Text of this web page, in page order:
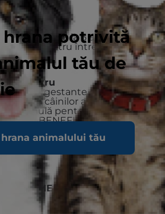
hrana potrivită
tău de
hrana animalului tău
pentru
la 1 an până la 6 ani, pentru
pentru întreaga durată a
pentru
Cățele gestante sau lactante. În
hrana câinilor ar trebui
o formulă pentru căței VET
MULTI-BENEFIT (spre deosebire
MULTI-BENEFIT). Câini
DE MEDICII VETERINARI